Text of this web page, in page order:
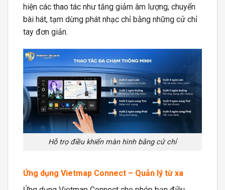
hiện các thao tác như tăng giảm âm lượng, chuyển
bài hát, tạm dừng phát nhạc chỉ bằng những cử chỉ
tay đơn giản.
Hỗ trọ điều khiển màn hình bằng cử chỉ
Ứng dụng Vietmap Connect – Quản lý từ xa